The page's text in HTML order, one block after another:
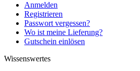
Anmelden
Registrieren
Passwort vergessen?
Wo ist meine Lieferung?
Gutschein einlösen
Wissenswertes